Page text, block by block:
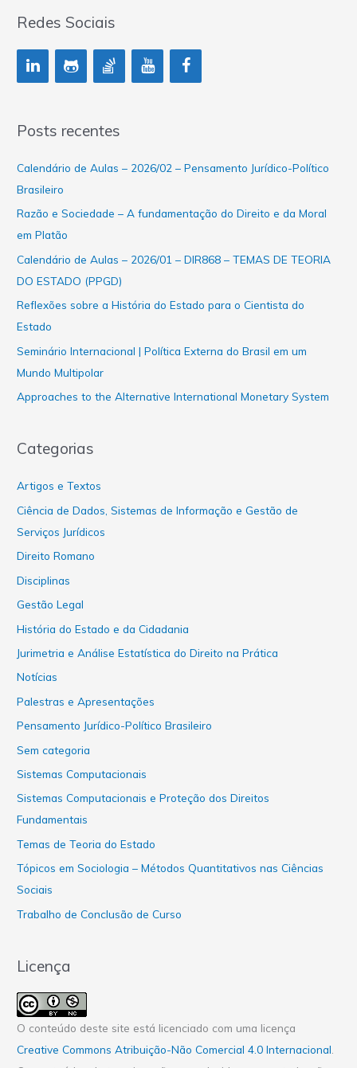
Redes Sociais
Posts recentes
Calendário de Aulas – 2026/02 – Pensamento Jurídico-Político
Brasileiro
Razão e Sociedade – A fundamentação do Direito e da Moral
em Platão
Calendário de Aulas – 2026/01 – DIR868 – TEMAS DE TEORIA
DO ESTADO (PPGD)
Reflexões sobre a História do Estado para o Cientista do
Estado
Seminário Internacional | Política Externa do Brasil em um
Mundo Multipolar
Approaches to the Alternative International Monetary System
Categorias
Artigos e Textos
Ciência de Dados, Sistemas de Informação e Gestão de
Serviços Jurídicos
Direito Romano
Disciplinas
Gestão Legal
História do Estado e da Cidadania
Jurimetria e Análise Estatística do Direito na Prática
Notícias
Palestras e Apresentações
Pensamento Jurídico-Político Brasileiro
Sem categoria
Sistemas Computacionais
Sistemas Computacionais e Proteção dos Direitos
Fundamentais
Temas de Teoria do Estado
Tópicos em Sociologia – Métodos Quantitativos nas Ciências
Sociais
Trabalho de Conclusão de Curso
Licença
O conteúdo deste site está licenciado com uma licença
Creative Commons Atribuição-Não Comercial 4.0 Internacional